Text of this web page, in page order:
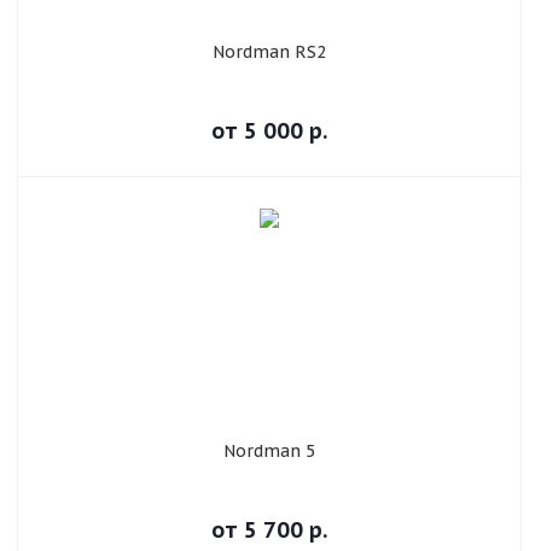
Nordman RS2
от 5 000 р.
Nordman 5
от 5 700 р.